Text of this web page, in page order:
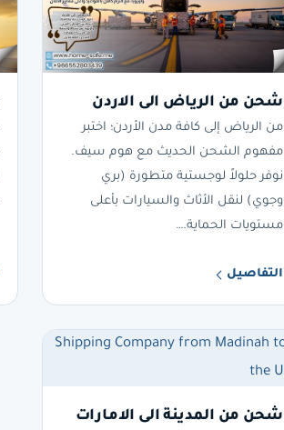
شحن من الرياض الى الاردن
من الرياض إلى كافة مدن الأردن؛ اختبر
مفهوم الشحن الحديث مع هوم سيف.
نوفر حلولاً لوجستية متطورة (بري
وجوي) لنقل الأثاث والسيارات بأعلى
مستويات الحماية.…
التفاصيل
شحن من المدينة الى الامارات